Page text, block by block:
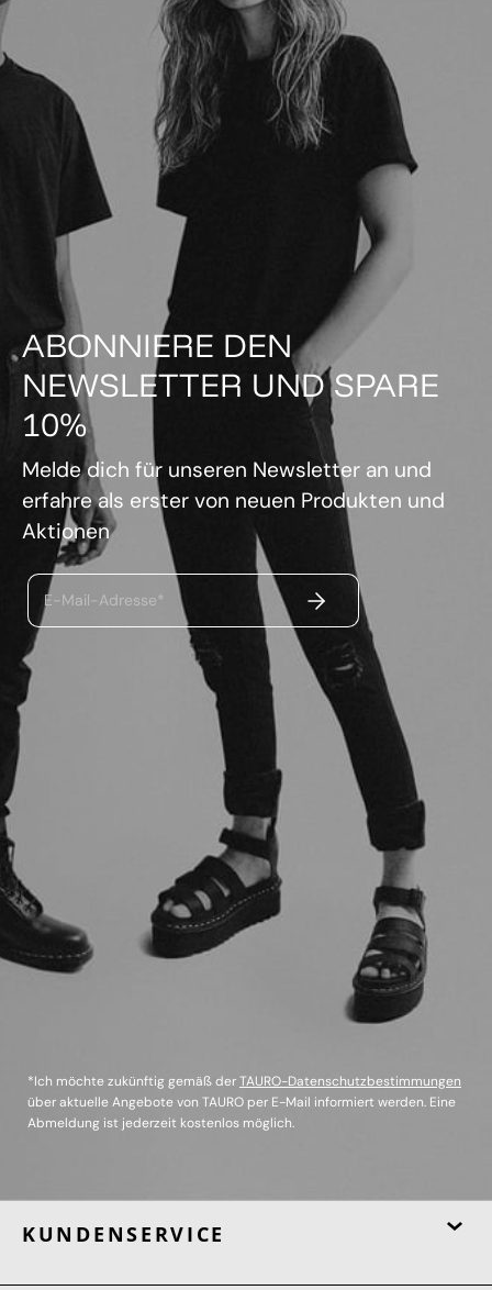
ABONNIERE DEN
NEWSLETTER UND SPARE
10%
Melde dich für unseren Newsletter an und
erfahre als erster von neuen Produkten und
Aktionen
E-Mail-Adresse* ABSENDEN
*Ich möchte zukünftig gemäß derTAURO-Datenschutzbestimmungen
über aktuelle Angebote von TAURO per E-Mail informiert werden. Eine
Abmeldung ist jederzeit kostenlos möglich.
KUNDENSERVICE